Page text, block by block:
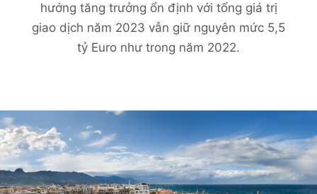
hướng tăng trưởng ổn định với tổng giá trị
giao dịch năm 2023 vẫn giữ nguyên mức 5,5
tỷ Euro như trong năm 2022.